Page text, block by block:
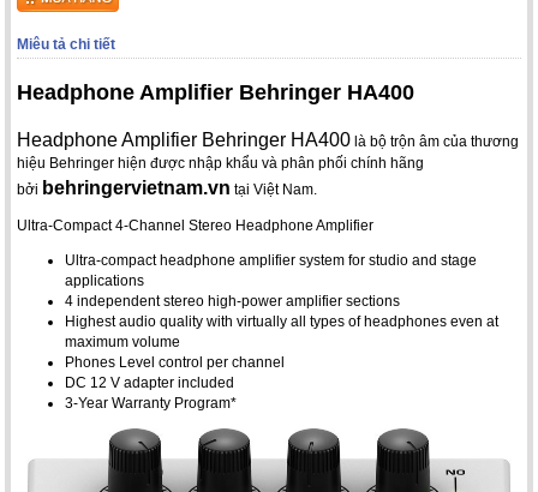
Miêu tả chi tiết
Headphone Amplifier Behringer HA400
Headphone Amplifier Behringer HA400 là bộ trộn âm của thương
hiệu Behringer hiện được nhập khẩu và phân phối chính hãng
bởi behringervietnam.vn tại Việt Nam.
Ultra-Compact 4-Channel Stereo Headphone Amplifier
Ultra-compact headphone amplifier system for studio and stage
applications
4 independent stereo high-power amplifier sections
Highest audio quality with virtually all types of headphones even at
maximum volume
Phones Level control per channel
DC 12 V adapter included
3-Year Warranty Program*